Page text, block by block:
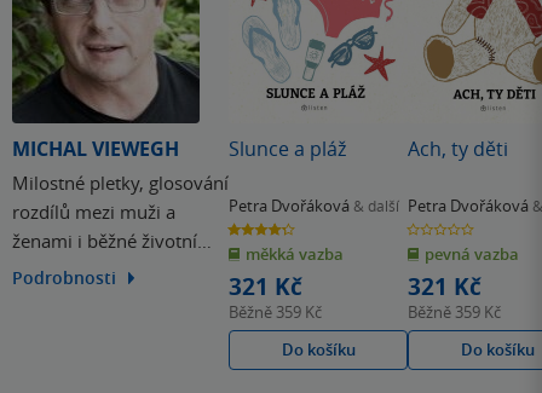
MICHAL VIEWEGH
Milostné pletky, glosování
rozdílů mezi muži a
ženami i běžné životní
trable jsou témata, která
Podrobnosti
Slunce a pláž
Petra Dvořáková & další
4.3
z
5
hvězdiček
měkká vazba
321 Kč
Běžně 359 Kč
Do košíku
Ach, ty děti
Petra Dvořáková
0.0
z
5
hvězdiček
pevná vazba
321 Kč
Běžně 359 Kč
Do košíku